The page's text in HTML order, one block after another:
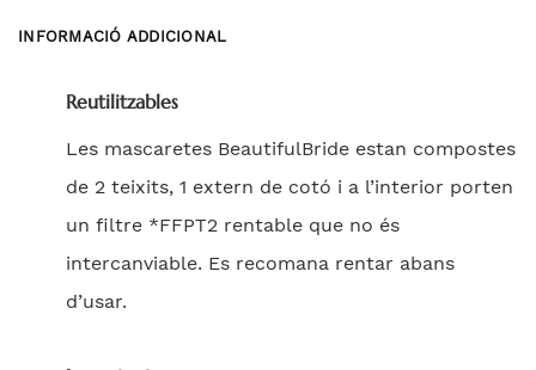
INFORMACIÓ ADDICIONAL
Reutilitzables
Les mascaretes BeautifulBride estan compostes
de 2 teixits, 1 extern de cotó i a l’interior porten
un filtre *FFPT2 rentable que no és
intercanviable. Es recomana rentar abans
d’usar.